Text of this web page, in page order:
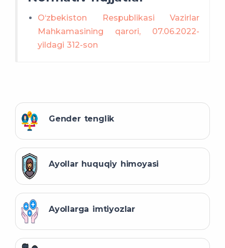
O‘zbekiston Respublikasi Vazirlar
Mahkamasining qarori, 07.06.2022-
yildagi 312-son
Gender tenglik
Ayollar huquqiy himoyasi
Ayollarga imtiyozlar